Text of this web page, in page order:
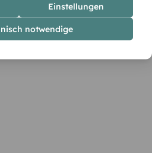
Einstellungen
notwendige